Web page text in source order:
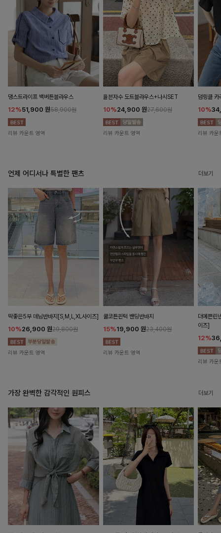
댕스트라이프 백버튼블라우스
12%51,900 원58,900원
리뷰 카운트 영역
율븐자수 도트블라우스+나시SET
10%24,900 원27,600원
리뷰 카운트 영역
덤링클 카
10%
리뷰 카운
언제 어디서나 특별한 팬츠 더보기
딱좋은5부 데님반바지[S,M,L,XL사이즈]
10%26,900 원29,800원
리뷰 카운트 영역
쿨코튼핀턱 밴딩반바지
15%19,900 원23,400원
리뷰 카운트 영역
더예쁜린
이즈]
12%
리뷰 카운
가장 완벽한 감각적인 원피스 더보기